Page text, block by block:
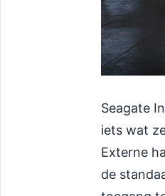
Seagate
iets wat
Externe
de